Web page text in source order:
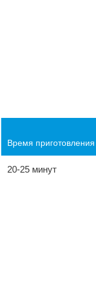
Время приготовления
20-25 минут